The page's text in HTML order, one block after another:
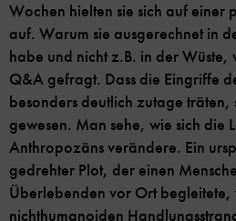
Wochen hielten sie sich auf einer
auf. Warum sie ausgerechnet in
habe und nicht z.B. in der
Q&A gefragt. Dass die Eingriffe
besonders deutlich zutage
gewesen. Man sehe, wie sich die
Anthropozäns verändere. Ein
gedrehter Plot, der einen
Überlebenden vor Ort begleitete,
nichthumanoiden